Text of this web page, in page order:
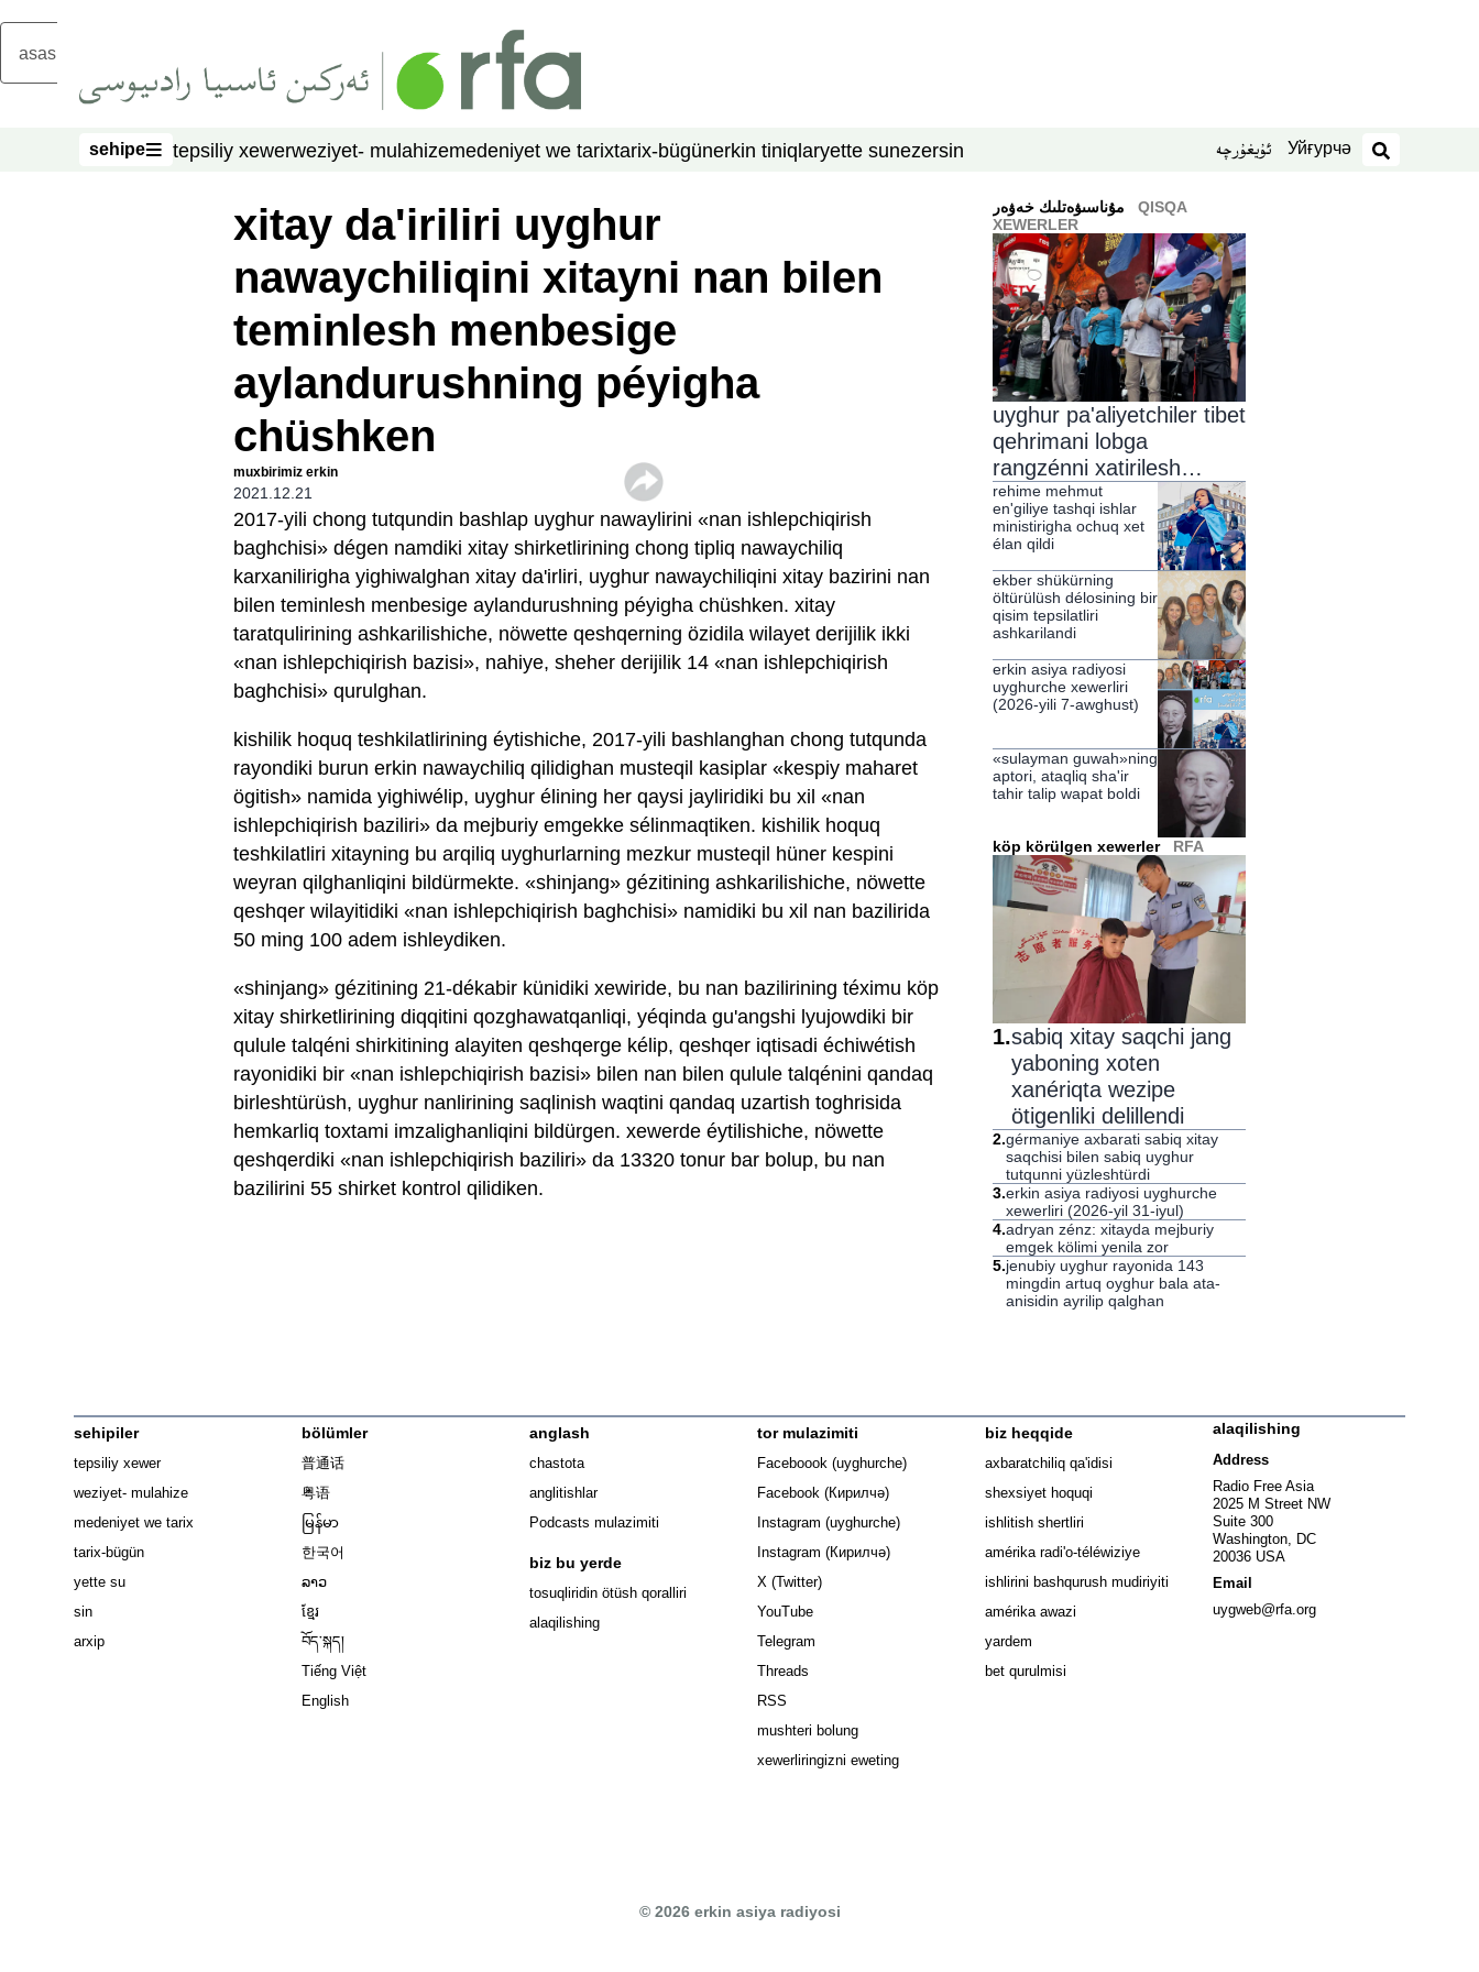
asasliq mezmungha atlang
sehipe
sehipe tepsiliy xewerweziyet- mulahizemedeniyet we tarixtarix-bügünerkin tiniqlaryette sunezersin ئۇيغۇرچە Уйғурчә
izdesh
xitay da'iriliri uyghur
nawaychiliqini xitayni nan bilen
teminlesh menbesige
aylandurushning péyigha
chüshken
muxbirimiz erkin
2021.12.21
2017-yili chong tutqundin bashlap uyghur nawaylirini «nan ishlepchiqirish
baghchisi» dégen namdiki xitay shirketlirining chong tipliq nawaychiliq
karxanilirigha yighiwalghan xitay da'irliri, uyghur nawaychiliqini xitay bazirini nan
bilen teminlesh menbesige aylandurushning péyigha chüshken. xitay
taratqulirining ashkarilishiche, nöwette qeshqerning ‍özidila wilayet derijilik ikki
«nan ishlepchiqirish bazisi», nahiye, sheher derijilik 14 «nan ishlepchiqirish
baghchisi» qurulghan.
kishilik hoquq teshkilatlirining éytishiche, 2017-yili bashlanghan chong tutqunda
rayondiki burun erkin nawaychiliq qilidighan musteqil kasiplar «kespiy maharet
ögitish» namida yighiwélip, uyghur élining her qaysi jayliridiki bu xil «nan
ishlepchiqirish baziliri» da mejburiy emgekke sélinmaqtiken. kishilik hoquq
teshkilatliri xitayning bu arqiliq uyghurlarning mezkur musteqil hüner kespini
weyran qilghanliqini bildürmekte. «shinjang» gézitining ashkarilishiche, nöwette
qeshqer wilayitidiki «nan ishlepchiqirish baghchisi» namidiki bu xil nan bazilirida
50 ming 100 adem ishleydiken.
«shinjang» gézitining 21-dékabir künidiki xewiride, bu nan bazilirining téximu köp
xitay shirketlirining diqqitini qozghawatqanliqi, yéqinda gu'angshi lyujowdiki bir
qulule talqéni shirkitining alayiten qeshqerge kélip, qeshqer iqtisadi échiwétish
rayonidiki bir «nan ishlepchiqirish bazisi» bilen nan bilen qulule talqénini qandaq
birleshtürüsh, uyghur nanlirining saqlinish waqtini qandaq uzartish toghrisida
hemkarliq toxtami imzalighanliqini bildürgen. xewerde éytilishiche, nöwette
qeshqerdiki «nan ishlepchiqirish baziliri» da 13320 tonur bar bolup, bu nan
bazilirini 55 shirket kontrol qilidiken.
QISQA
XEWERLER
uyghur pa'aliyetchiler tibet
qehrimani lobga
rangzénni xatirilesh
pa'aliyitide söz qildi
rehime mehmut
en'giliye tashqi ishlar
ministirigha ochuq xet
élan qildi
ekber shükürning
öltürülüsh délosining bir
qisim tepsilatliri
ashkarilandi
erkin asiya radiyosi
uyghurche xewerliri
(2026-yili 7-awghust)
«sulayman guwah»ning
aptori, ataqliq sha'ir
tahir talip wapat boldi
köp körülgen xewerler RFA
1.sabiq xitay saqchi jang
yaboning xoten
xanériqta wezipe
ötigenliki delillendi
2.gérmaniye axbarati sabiq xitay
saqchisi bilen sabiq uyghur
tutqunni yüzleshtürdi
3.erkin asiya radiyosi uyghurche
xewerliri (2026-yil 31-iyul)
4.adryan zénz: xitayda mejburiy
emgek kölimi yenila zor
5.jenubiy uyghur rayonida 143
mingdin artuq oyghur bala ata-
anisidin ayrilip qalghan
sehipiler
tepsiliy xewer
weziyet- mulahize
medeniyet we tarix
tarix-bügün
yette su
sin
arxip
bölümler
普通话
粤语
မြန်မာ
한국어
ລາວ
ខ្មែរ
བོད་སྐད།
Tiếng Việt
English
anglash
chastota
anglitishlar
Podcasts mulazimiti
biz bu yerde
tosuqliridin ötüsh qoralliri Opens in new window
alaqilishing
tor mulazimiti
Faceboook (uyghurche) Opens in new window
Facebook (Кирилчә) Opens in new window
Instagram (uyghurche) Opens in new window
Instagram (Кирилчә) Opens in new window
X (Twitter)
YouTube
Telegram
Threads
RSS
mushteri bolung
xewerliringizni eweting
biz heqqide
axbaratchiliq qa'idisi
shexsiyet hoquqi
ishlitish shertliri
amérika radi'o-téléwiziye
ishlirini bashqurush mudiriyiti Opens in new window
amérika awazi Opens in new window
yardem
bet qurulmisi
alaqilishing
Address
Radio Free Asia
2025 M Street NW
Suite 300
Washington, DC
20036 USA
Email
uygweb@rfa.org
© 2026 erkin asiya radiyosi